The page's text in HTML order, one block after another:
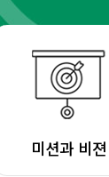
미션과 비젼